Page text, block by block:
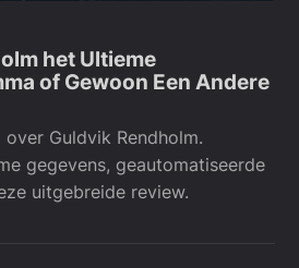
het Ultieme
of Gewoon Een Andere
Guldvik Rendholm.
gegevens, geautomatiseerde
uitgebreide review.